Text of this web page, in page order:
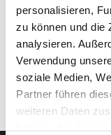
personalisieren,
zu können und die
analysieren.
Verwendung
soziale Medien,
Partner führen
weiteren Daten